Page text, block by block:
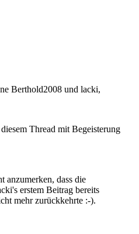
Berthold2008 und lacki,
Thread mit Begeisterung
anzumerken, dass die
erstem Beitrag bereits
mehr zurückkehrte :-).